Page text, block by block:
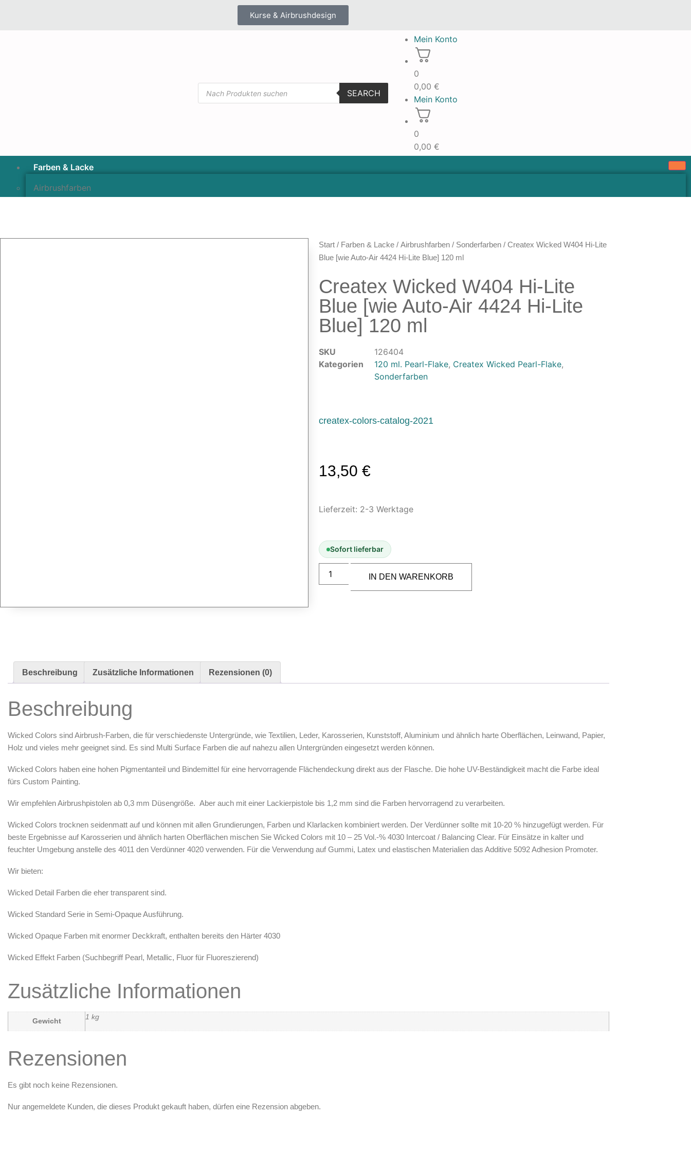
Kurse & Airbrushdesign
SEARCH
Mein Konto
0
0,00 €
Mein Konto
0
0,00 €
Farben & Lacke
Airbrushfarben
Farbzusätze & Verdünner
Airbrush-Reiniger
Zubehör & Ausstattung
Arbeitsplatz & Zubehör
Leerbehälter & Mischzubehör
Gutscheine
Start / Farben & Lacke / Airbrushfarben / Sonderfarben / Createx Wicked W404 Hi-Lite
Blue [wie Auto-Air 4424 Hi-Lite Blue] 120 ml
Createx Wicked W404 Hi-Lite
Blue [wie Auto-Air 4424 Hi-Lite
Blue] 120 ml
SKU
126404
Kategorien
120 ml. Pearl-Flake, Createx Wicked Pearl-Flake,
Sonderfarben
createx-colors-catalog-2021
13,50 €
Lieferzeit: 2-3 Werktage
Sofort lieferbar
IN DEN WARENKORB
Beschreibung Zusätzliche Informationen Rezensionen (0)
Beschreibung
Wicked Colors sind Airbrush-Farben, die für verschiedenste Untergründe, wie Textilien, Leder, Karosserien, Kunststoff, Aluminium und ähnlich harte Oberflächen, Leinwand, Papier,
Holz und vieles mehr geeignet sind. Es sind Multi Surface Farben die auf nahezu allen Untergründen eingesetzt werden können.
Wicked Colors haben eine hohen Pigmentanteil und Bindemittel für eine hervorragende Flächendeckung direkt aus der Flasche. Die hohe UV-Beständigkeit macht die Farbe ideal
fürs Custom Painting.
Wir empfehlen Airbrushpistolen ab 0,3 mm Düsengröße. Aber auch mit einer Lackierpistole bis 1,2 mm sind die Farben hervorragend zu verarbeiten.
Wicked Colors trocknen seidenmatt auf und können mit allen Grundierungen, Farben und Klarlacken kombiniert werden. Der Verdünner sollte mit 10-20 % hinzugefügt werden. Für
beste Ergebnisse auf Karosserien und ähnlich harten Oberflächen mischen Sie Wicked Colors mit 10 – 25 Vol.-% 4030 Intercoat / Balancing Clear. Für Einsätze in kalter und
feuchter Umgebung anstelle des 4011 den Verdünner 4020 verwenden. Für die Verwendung auf Gummi, Latex und elastischen Materialien das Additive 5092 Adhesion Promoter.
Wir bieten:
Wicked Detail Farben die eher transparent sind.
Wicked Standard Serie in Semi-Opaque Ausführung.
Wicked Opaque Farben mit enormer Deckkraft, enthalten bereits den Härter 4030
Wicked Effekt Farben (Suchbegriff Pearl, Metallic, Fluor für Fluoreszierend)
Zusätzliche Informationen
Gewicht
1 kg
Rezensionen
Es gibt noch keine Rezensionen.
Nur angemeldete Kunden, die dieses Produkt gekauft haben, dürfen eine Rezension abgeben.